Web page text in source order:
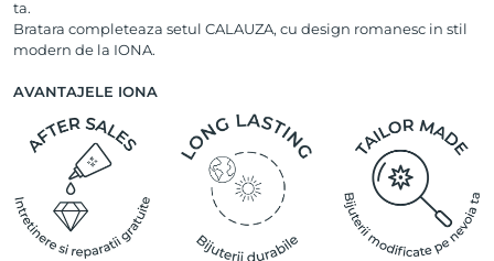
ta.
Bratara completeaza setul CALAUZA, cu design romanesc in stil
modern de la IONA.
AVANTAJELE IONA